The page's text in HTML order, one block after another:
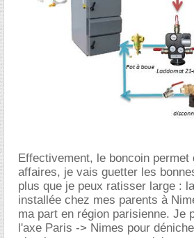
Effectivement, le boncoin permet
affaires, je vais guetter les
plus que je peux ratisser large :
installée chez mes parents à
ma part en région parisienne. Je
l'axe Paris -> Nimes pour